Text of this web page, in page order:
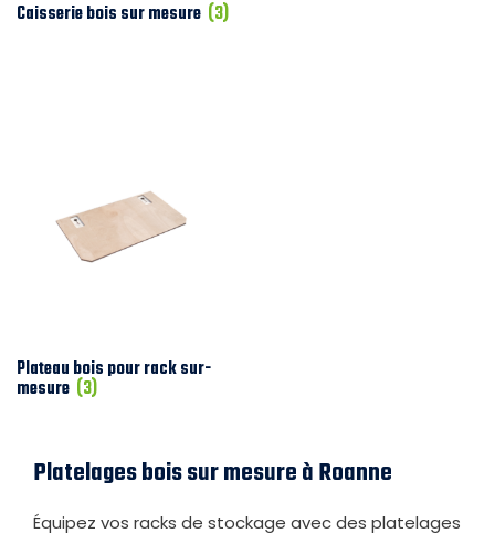
Caisserie bois sur mesure (3)
Plateau bois pour rack sur-
mesure (3)
Platelages bois sur mesure à Roanne
Équipez vos racks de stockage avec des platelages